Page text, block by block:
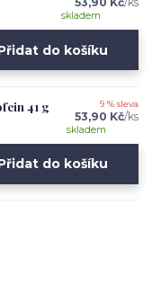
skladem
do košíku
41 g 9 % sleva
53,90 Kč/ks
skladem
do košíku